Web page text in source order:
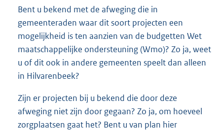
Bent u bekend met de afweging die in
gemeenteraden waar dit soort projecten een
mogelijkheid is ten aanzien van de budgetten Wet
maatschappelijke ondersteuning (Wmo)? Zo ja, weet
u of dit ook in andere gemeenten speelt dan alleen
in Hilvarenbeek?
Zijn er projecten bij u bekend die door deze
afweging niet zijn door gegaan? Zo ja, om hoeveel
zorgplaatsen gaat het? Bent u van plan hier